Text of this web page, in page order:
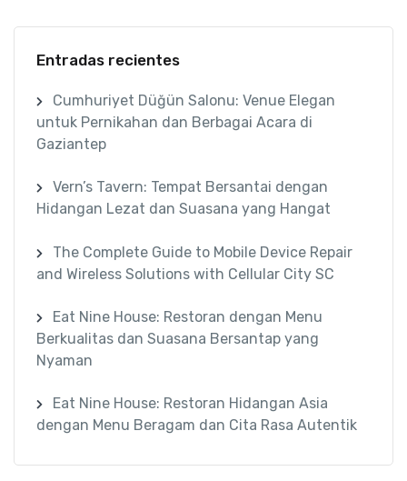
Entradas recientes
Cumhuriyet Düğün Salonu: Venue Elegan
untuk Pernikahan dan Berbagai Acara di
Gaziantep
Vern’s Tavern: Tempat Bersantai dengan
Hidangan Lezat dan Suasana yang Hangat
The Complete Guide to Mobile Device Repair
and Wireless Solutions with Cellular City SC
Eat Nine House: Restoran dengan Menu
Berkualitas dan Suasana Bersantap yang
Nyaman
Eat Nine House: Restoran Hidangan Asia
dengan Menu Beragam dan Cita Rasa Autentik